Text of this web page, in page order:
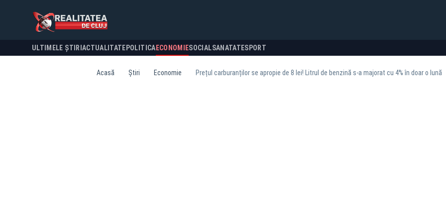
ULTIMELE ȘTIRI ACTUALITATE POLITICA ECONOMIESOCIALSANATATESPORT
Acasă Știri Economie Prețul carburanților se apropie de 8 lei! Litrul de benzină s-a majorat cu 4% în doar o lună